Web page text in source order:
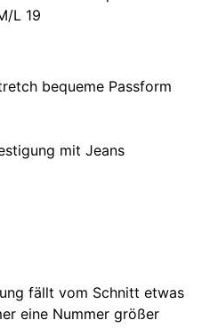
L 19
bequeme Passform
mit Jeans
fällt vom Schnitt etwas
eine Nummer größer